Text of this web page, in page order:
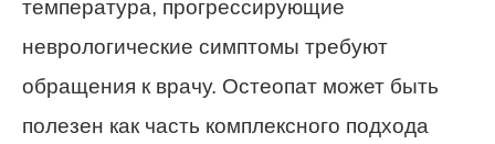
температура, прогрессирующие
неврологические симптомы требуют
обращения к врачу. Остеопат может быть
полезен как часть комплексного подхода